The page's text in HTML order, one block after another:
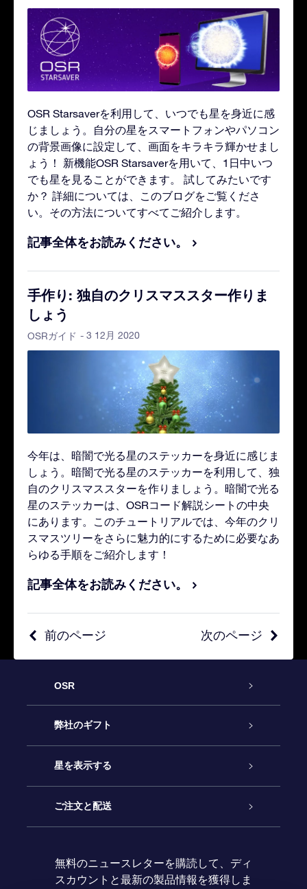
OSR Starsaverを利用して、いつでも星を身近に感
じましょう。自分の星をスマートフォンやパソコン
の背景画像に設定して、画面をキラキラ輝かせまし
ょう！ 新機能OSR Starsaverを用いて、1日中いつ
でも星を見ることができます。 試してみたいです
か？ 詳細については、このブログをご覧くださ
い。その方法についてすべてご紹介します。
記事全体をお読みください。
手作り: 独自のクリスマススター作りま
しょう
OSRガイド - 3 12月 2020
今年は、暗闇で光る星のステッカーを身近に感じま
しょう。暗闇で光る星のステッカーを利用して、独
自のクリスマススターを作りましょう。暗闇で光る
星のステッカーは、OSRコード解説シートの中央
にあります。このチュートリアルでは、今年のクリ
スマスツリーをさらに魅力的にするために必要なあ
らゆる手順をご紹介します！
記事全体をお読みください。
次のページ
前のページ
OSR
カスタマーサービス
お問い合わせ
ブログ
レビュー
弊社のギフト
Online Starギフト
OSRギフトパック
OSR ギフトカード
星を表示する
星の登録
カスタマイズされたStar Page
ご注文と配送
お支払いに関する情報
無料のニュースレターを購読して、ディ
スカウントと最新の製品情報を獲得しま